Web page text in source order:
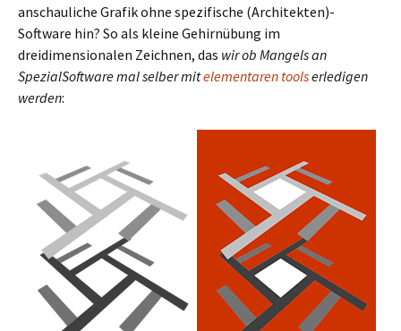
anschauliche Grafik ohne spezifische (Architekten)-
Software hin? So als kleine Gehirnübung im
dreidimensionalen Zeichnen, das wir ob Mangels an
SpezialSoftware mal selber mitelementaren toolserledigen
werden: